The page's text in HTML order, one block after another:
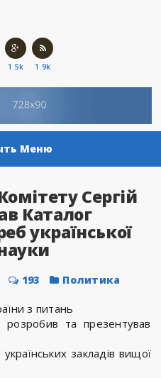
1.5k 1.9k
Меню
Сергій
Каталог
української
193 Политика
з питань
розробив та презентував
закладів вищої